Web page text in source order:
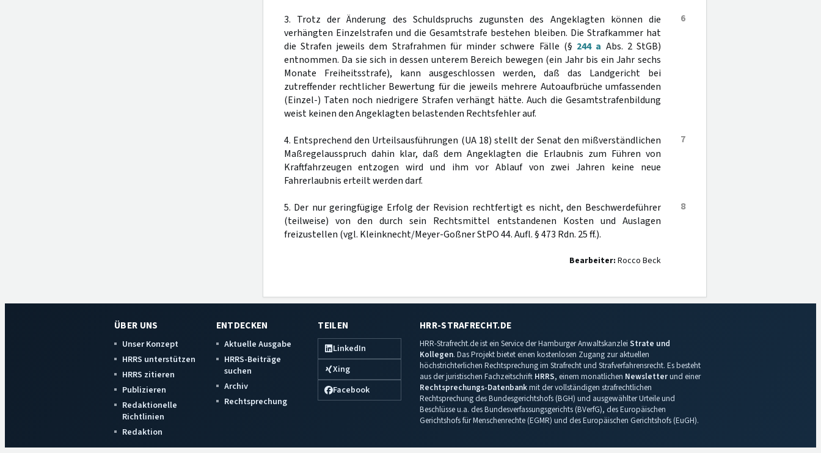
6
3. Trotz der Änderung des Schuldspruchs zugunsten des Angeklagten können die
verhängten Einzelstrafen und die Gesamtstrafe bestehen bleiben. Die Strafkammer hat
die Strafen jeweils dem Strafrahmen für minder schwere Fälle (§ 244 a Abs. 2 StGB)
entnommen. Da sie sich in dessen unterem Bereich bewegen (ein Jahr bis ein Jahr sechs
Monate Freiheitsstrafe), kann ausgeschlossen werden, daß das Landgericht bei
zutreffender rechtlicher Bewertung für die jeweils mehrere Autoaufbrüche umfassenden
(Einzel-) Taten noch niedrigere Strafen verhängt hätte. Auch die Gesamtstrafenbildung
weist keinen den Angeklagten belastenden Rechtsfehler auf.
7
4. Entsprechend den Urteilsausführungen (UA 18) stellt der Senat den mißverständlichen
Maßregelausspruch dahin klar, daß dem Angeklagten die Erlaubnis zum Führen von
Kraftfahrzeugen entzogen wird und ihm vor Ablauf von zwei Jahren keine neue
Fahrerlaubnis erteilt werden darf.
8
5. Der nur geringfügige Erfolg der Revision rechtfertigt es nicht, den Beschwerdeführer
(teilweise) von den durch sein Rechtsmittel entstandenen Kosten und Auslagen
freizustellen (vgl. Kleinknecht/Meyer-Goßner StPO 44. Aufl. § 473 Rdn. 25 ff.).
Bearbeiter: Rocco Beck
ÜBER UNS
Unser Konzept
HRRS unterstützen
HRRS zitieren
Publizieren
Redaktionelle
Richtlinien
Redaktion
ENTDECKEN
Aktuelle Ausgabe
HRRS-Beiträge
suchen
Archiv
Rechtsprechung
TEILEN
LinkedIn
Xing
Facebook
HRR-STRAFRECHT.DE
HRR-Strafrecht.de ist ein Service der Hamburger Anwaltskanzlei Strate und
Kollegen. Das Projekt bietet einen kostenlosen Zugang zur aktuellen
höchstrichterlichen Rechtsprechung im Strafrecht und Strafverfahrensrecht. Es besteht
aus der juristischen Fachzeitschrift HRRS, einem monatlichen Newsletterund einer
Rechtsprechungs-Datenbankmit der vollständigen strafrechtlichen
Rechtsprechung des Bundesgerichtshofs (BGH) und ausgewählter Urteile und
Beschlüsse u.a. des Bundesverfassungsgerichts (BVerfG), des Europäischen
Gerichtshofs für Menschenrechte (EGMR) und des Europäischen Gerichtshofs (EuGH).